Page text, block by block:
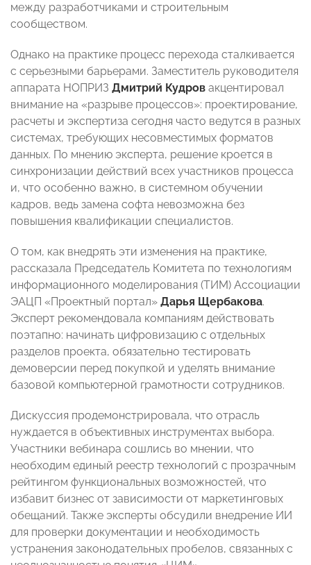
между разработчиками и строительным
сообществом.
Однако на практике процесс перехода сталкивается
с серьезными барьерами. Заместитель руководителя
аппарата НОПРИЗ Дмитрий Кудров акцентировал
внимание на «разрыве процессов»: проектирование,
расчеты и экспертиза сегодня часто ведутся в разных
системах, требующих несовместимых форматов
данных. По мнению эксперта, решение кроется в
синхронизации действий всех участников процесса
и, что особенно важно, в системном обучении
кадров, ведь замена софта невозможна без
повышения квалификации специалистов.
О том, как внедрять эти изменения на практике,
рассказала Председатель Комитета по технологиям
информационного моделирования (ТИМ) Ассоциации
ЭАЦП «Проектный портал» Дарья Щербакова.
Эксперт рекомендовала компаниям действовать
поэтапно: начинать цифровизацию с отдельных
разделов проекта, обязательно тестировать
демоверсии перед покупкой и уделять внимание
базовой компьютерной грамотности сотрудников.
Дискуссия продемонстрировала, что отрасль
нуждается в объективных инструментах выбора.
Участники вебинара сошлись во мнении, что
необходим единый реестр технологий с прозрачным
рейтингом функциональных возможностей, что
избавит бизнес от зависимости от маркетинговых
обещаний. Также эксперты обсудили внедрение ИИ
для проверки документации и необходимость
устранения законодательных пробелов, связанных с